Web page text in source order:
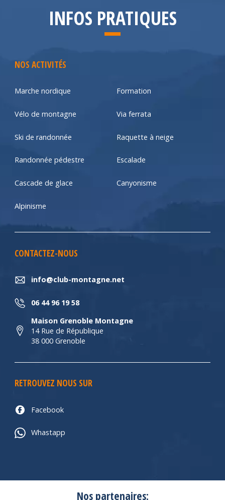
INFOS PRATIQUES
NOS ACTIVITÉS
Marche nordique Formation
Vélo de montagne Via ferrata
Ski de randonnée Raquette à neige
Randonnée pédestre Escalade
Cascade de glace Canyonisme
Alpinisme
CONTACTEZ-NOUS
info@club-montagne.net
06 44 96 19 58
Maison Grenoble Montagne
14 Rue de République
38 000 Grenoble
RETROUVEZ NOUS SUR
Facebook
Whastapp
Nos partenaires: